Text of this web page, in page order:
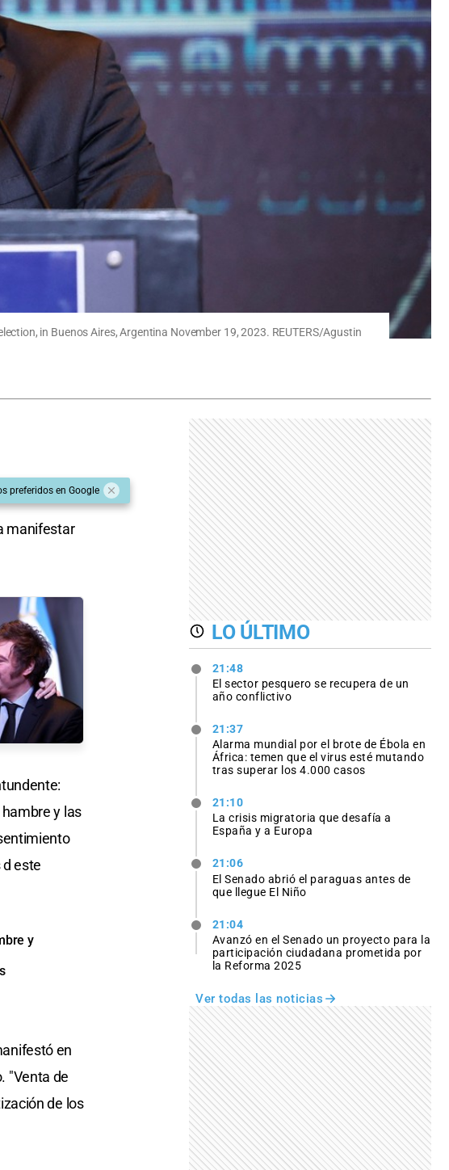
in Buenos Aires, Argentina November 19, 2023. REUTERS/Agustin
preferidos en Google
manifestar
y las
este
y
en
"Venta de
de los
LO ÚLTIMO
21:48
El sector pesquero se recupera de un
año conflictivo
21:37
Alarma mundial por el brote de Ébola en
África: temen que el virus esté mutando
tras superar los 4.000 casos
21:10
La crisis migratoria que desafía a
España y a Europa
21:06
El Senado abrió el paraguas antes de
que llegue El Niño
21:04
Avanzó en el Senado un proyecto para la
participación ciudadana prometida por
la Reforma 2025
Ver todas las noticias